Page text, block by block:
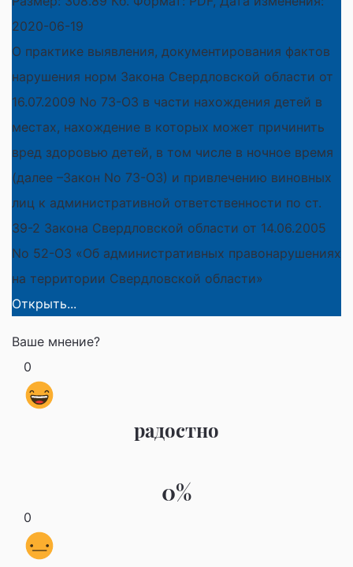
2020-06-19
О практике выявления, документирования фактов
нарушения норм Закона Свердловской области от
16.07.2009 No 73-ОЗ в части нахождения детей в
местах, нахождение в которых может причинить
вред здоровью детей, в том числе в ночное время
(далее –Закон No 73-ОЗ) и привлечению виновных
лиц к административной ответственности по ст.
39-2 Закона Свердловской области от 14.06.2005
No 52-ОЗ «Об административных правонарушениях
на территории Свердловской области»
Открыть...
Ваше мнение?
0
радостно
0%
0